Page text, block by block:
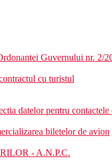
Guvernului nr. 2/
cu turistul
datelor pentru contactele
biletelor de avion
- A.N.P.C.